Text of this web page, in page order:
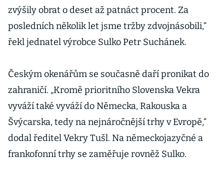
zvýšily obrat o deset až patnáct procent. Za
posledních několik let jsme tržby zdvojnásobili,“
řekl jednatel výrobce Sulko Petr Suchánek.
Českým okenářům se současně daří pronikat do
zahraničí. „Kromě prioritního Slovenska Vekra
vyváží také vyváží do Německa, Rakouska a
Švýcarska, tedy na nejnáročnější trhy v Evropě,“
dodal ředitel Vekry Tušl. Na německojazyčné a
frankofonní trhy se zaměřuje rovněž Sulko.